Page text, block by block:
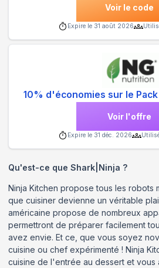
Voir le code
Expire le 31 août 2026
10% d'économies sur le
Voir l'offre
Expire le 31 déc. 2026
Qu'est-ce que Shark|Ninja ?
Ninja Kitchen propose tous les robots
que cuisiner devienne un véritable
américaine propose de nombreux
permettront de préparer facilement
avez envie. Et ce, que vous soyez
cuisine ou chef expérimenté ! Ninja
cuisine de l'entrée au dessert et vous